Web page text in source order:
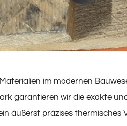
im modernen
garantieren wir die exakte
äußerst präzises